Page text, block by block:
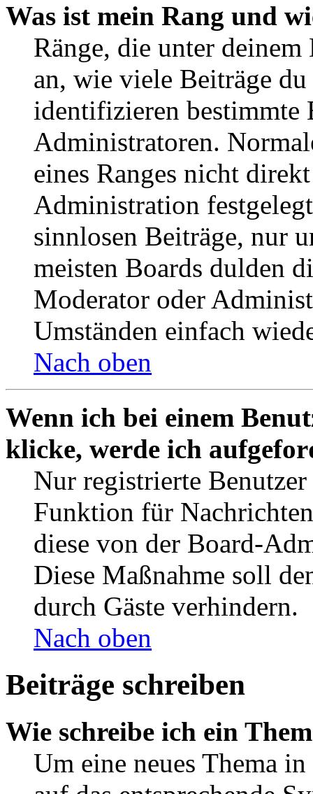
Was ist mein Rang und
Ränge, die unter deinem
an, wie viele Beiträge
identifizieren bestimmte
Administratoren.
eines Ranges nicht
Administration
sinnlosen Beiträge, nur
meisten Boards dulden
Moderator oder
Umständen einfach
Nach oben
Wenn ich bei einem
klicke, werde ich
Nur registrierte
Funktion für
diese von der Board-
Diese Maßnahme soll
durch Gäste verhindern.
Nach oben
Beiträge schreiben
Wie schreibe ich ein
Um eine neues Thema